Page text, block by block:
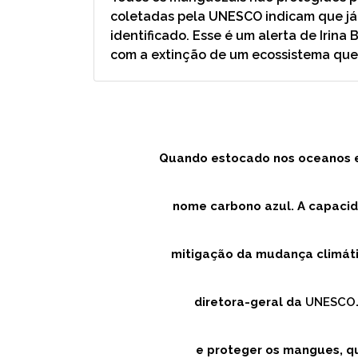
coletadas pela UNESCO indicam que
identificado. Esse é um alerta de Irina
com a extinção de um ecossistema
Quando estocado nos oceanos
nome carbono azul. A
mitigação da mudança
diretora-geral da UNESCO
e proteger os mangues,